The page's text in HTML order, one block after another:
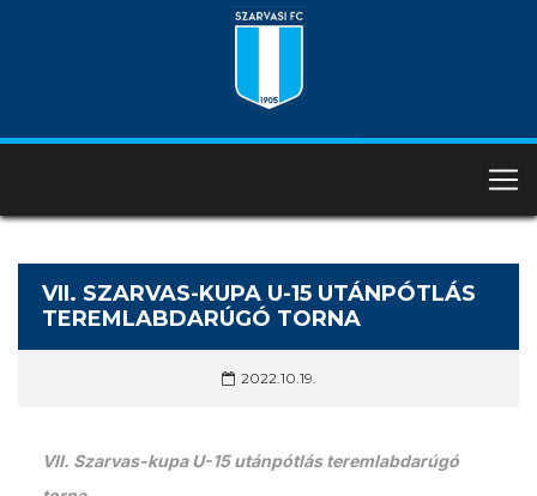
VII. SZARVAS-KUPA U-15 UTÁNPÓTLÁS
TEREMLABDARÚGÓ TORNA
2022.10.19.
VII. Szarvas-kupa U-15 utánpótlás teremlabdarúgó